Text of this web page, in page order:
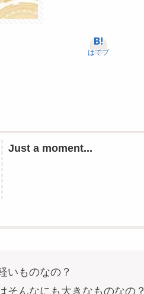
はてブ
Just a moment...
いものなの？
んなにも大きなものなの？